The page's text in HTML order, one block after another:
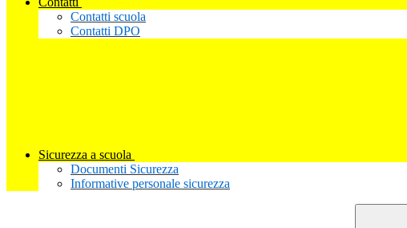
Contatti scuola
Contatti DPO
Sicurezza a scuola
Documenti Sicurezza
Informative personale sicurezza